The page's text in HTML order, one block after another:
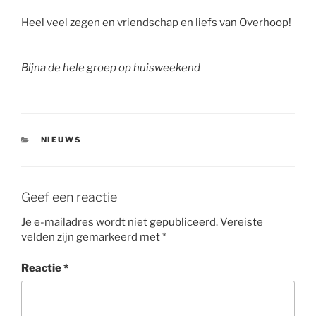
Heel veel zegen en vriendschap en liefs van Overhoop!
Bijna de hele groep op huisweekend
CATEGORIEËN
NIEUWS
Geef een reactie
Je e-mailadres wordt niet gepubliceerd.Vereiste
velden zijn gemarkeerd met*
Reactie*